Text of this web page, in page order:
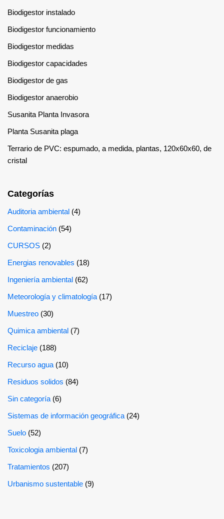
Biodigestor instalado
Biodigestor funcionamiento
Biodigestor medidas
Biodigestor capacidades
Biodigestor de gas
Biodigestor anaerobio
Susanita Planta Invasora
Planta Susanita plaga
Terrario de PVC: espumado, a medida, plantas, 120x60x60, de
cristal
Categorías
Auditoria ambiental (4)
Contaminación (54)
CURSOS (2)
Energias renovables (18)
Ingeniería ambiental (62)
Meteorología y climatología (17)
Muestreo (30)
Quimica ambiental (7)
Reciclaje (188)
Recurso agua (10)
Residuos solidos (84)
Sin categoría (6)
Sistemas de información geográfica (24)
Suelo (52)
Toxicologia ambiental (7)
Tratamientos (207)
Urbanismo sustentable (9)